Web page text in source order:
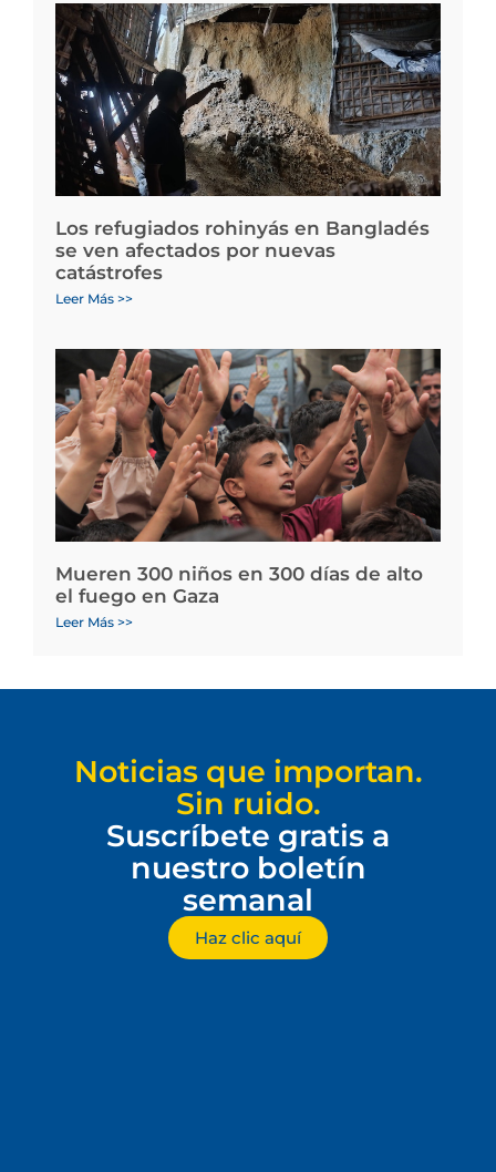
Los refugiados rohinyás en Bangladés
se ven afectados por nuevas
catástrofes
Leer Más >>
Mueren 300 niños en 300 días de alto
el fuego en Gaza
Leer Más >>
Noticias que importan.
Sin ruido.
Suscríbete gratis a
nuestro boletín
semanal
Haz clic aquí